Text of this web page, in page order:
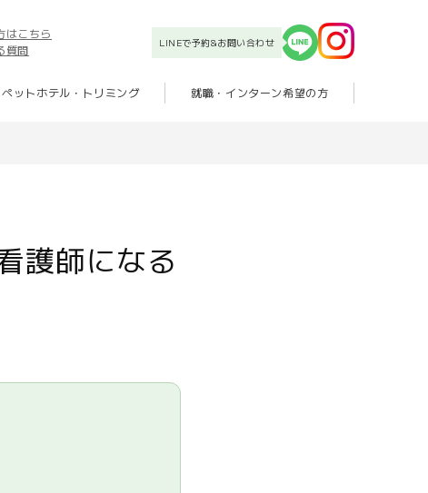
はこちら
質問
LINEで予約&お問い合わせ
ペットホテル・トリミング 就職・インターン希望の方
護師になる